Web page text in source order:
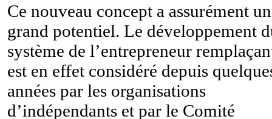
Ce nouveau concept a assurément un
grand potentiel. Le développement
système de l’entrepreneur
est en effet considéré depuis
années par les organisations
d’indépendants et par le Comité